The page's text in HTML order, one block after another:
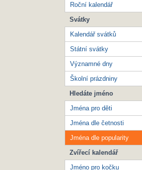
Roční kalendář
Svátky
Kalendář svátků
Státní svátky
Významné dny
Školní prázdniny
Hledáte jméno
Jména pro děti
Jména dle četnosti
Jména dle popularity
Zvířecí kalendář
Jméno pro kočku